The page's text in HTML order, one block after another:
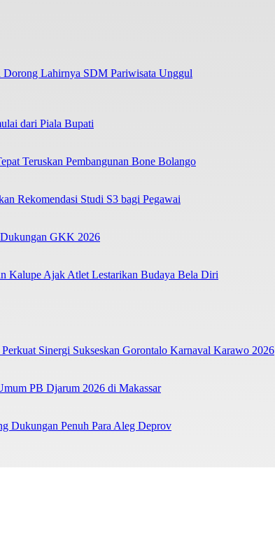
Lahirnya SDM Pariwisata Unggul
dari Piala Bupati
Teruskan Pembangunan Bone Bolango
Rekomendasi Studi S3 bagi Pegawai
Dukungan GKK 2026
Kalupe Ajak Atlet Lestarikan Budaya Bela Diri
Sinergi Sukseskan Gorontalo Karnaval Karawo 2026
PB Djarum 2026 di Makassar
Dukungan Penuh Para Aleg Deprov